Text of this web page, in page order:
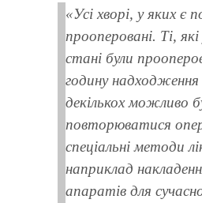
«Усі хворі, у яких є
прооперовані. Ті,
стані були
годину надходження
декількох можливо
повторюватися
спеціальні методи
наприклад
апаратів для